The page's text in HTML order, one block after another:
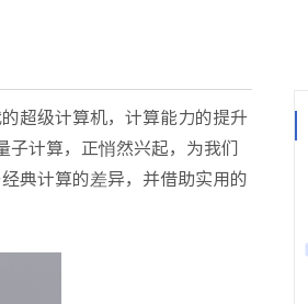
超级计算机，计算能力的提升
计算，正悄然兴起，为我们
典计算的差异，并借助实用的